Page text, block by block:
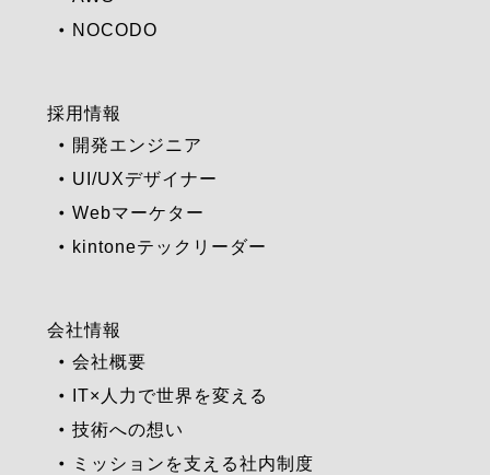
NOCODO
採用情報
開発エンジニア
UI/UXデザイナー
Webマーケター
kintoneテックリーダー
会社情報
会社概要
IT×人力で世界を変える
技術への想い
ミッションを支える社内制度